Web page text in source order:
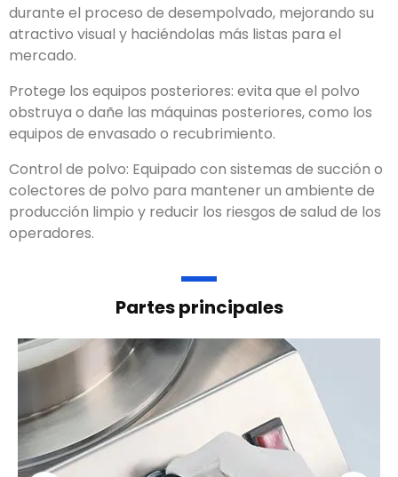
durante el proceso de desempolvado, mejorando su
atractivo visual y haciéndolas más listas para el
mercado.
Protege los equipos posteriores: evita que el polvo
obstruya o dañe las máquinas posteriores,como los
equipos de envasado o recubrimiento.
Control de polvo: Equipado con sistemas de succión o
colectores de polvo para mantener un ambiente de
producción limpio y reducir los riesgos de salud de los
operadores.
Partes principales